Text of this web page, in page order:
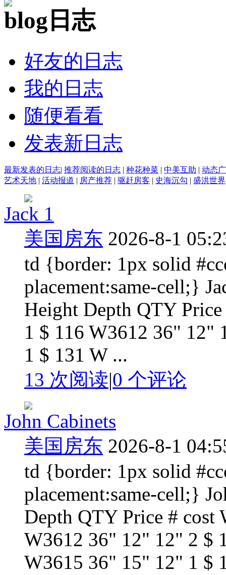
日志
好友的日志
我的日志
随便看看
发表新日志
最新发表的日志| 推荐阅读的日志 | 种花种菜 | 中美互助 | 动态
艺术天地 | 活动报道 | 房产推荐 | 驱赶房客 | 史海沉勾 | 盛洪世界
Jack 1
美国房东 2026-8-1
td {border: 1px solid
placement:same-cell;}
Height Depth QTY
1 $ 116 W3612 36" 12"
1 $ 131 W ...
13 次阅读|0 个评论
John Cabinets
美国房东 2026-8-1
td {border: 1px solid
placement:same-cell;}
Depth QTY Price #
W3612 36" 12" 12" 2 $
W3615 36" 15" 12" 1 $